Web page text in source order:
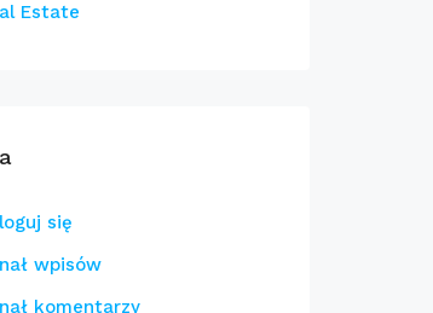
Estate
się
wpisów
komentarzy